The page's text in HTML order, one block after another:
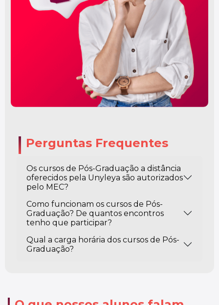
Perguntas Frequentes
Os cursos de Pós-Graduação a distância
oferecidos pela Unyleya são autorizados
pelo MEC?
Como funcionam os cursos de Pós-
Graduação? De quantos encontros
tenho que participar?
Qual a carga horária dos cursos de Pós-
Graduação?